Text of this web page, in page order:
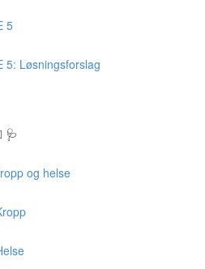
5
5: Løsningsforslag
🩺
og helse